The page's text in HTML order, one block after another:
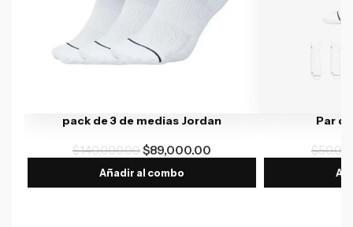
pack de 3 de medias Jordan
$140,000.00$89,000.00
Añadir al combo
Par
$